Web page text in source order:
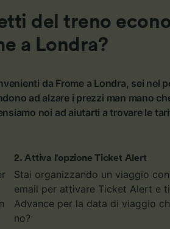
del treno
a Londra?
da Frome a Londra, sei nel
ad alzare i prezzi man mano
noi ad aiutarti a trovare le
2. Attiva l'opzione Ticket Alert
Stai organizzando un viaggio
email per attivare Ticket Alert e
Advance per la data di viaggio
no?